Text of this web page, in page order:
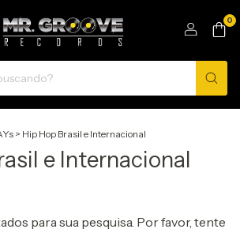
0
> Hip Hop Brasil e Internacional
e Internacional
para sua pesquisa. Por favor, tente